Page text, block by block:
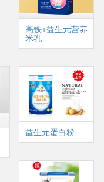
高铁+益生元营养
米乳
益生元蛋白粉